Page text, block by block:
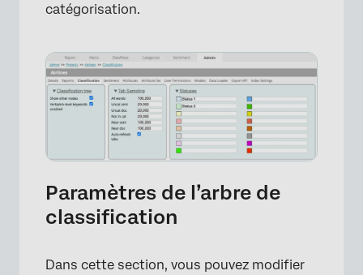
catégorisation.
Paramètres de l’arbre de
classification
Dans cette section, vous pouvez modifier